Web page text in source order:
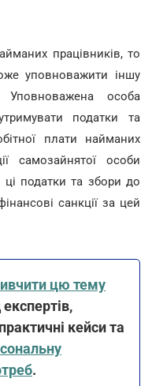
працівників, то
уповноважити іншу
Уповноважена особа
податки та
плати найманих
самозайнятої особи
податки та збори до
санкції за цей
цю тему
кейси та
.